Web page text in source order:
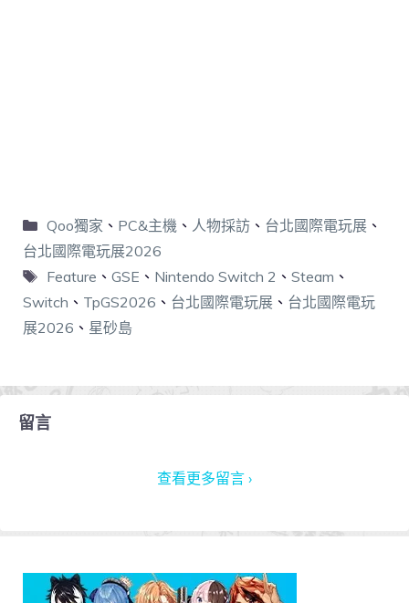
Qoo獨家 、 PC&主機 、 人物採訪、 台北國際電玩展、
台北國際電玩展2026
Feature 、 GSE 、 Nintendo Switch 2 、 Steam 、
Switch 、 TpGS2026 、 台北國際電玩展 、 台北國際電玩
展2026 、 星砂島
留言
查看更多留言 ›